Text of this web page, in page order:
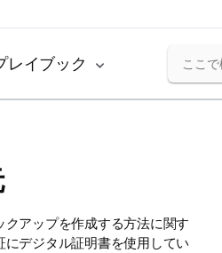
レイブック
アップを作成する方法に関す
にデジタル証明書を使用してい